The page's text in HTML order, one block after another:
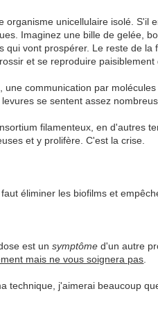
organisme unicellulaire isolé.
Imaginez une bille de gelée,
qui vont prospérer. Le reste de
et se reproduire paisiblement
une communication par
se sentent assez
filamenteux, en d'autres
et y prolifère. C'est la crise.
éliminer les biofilms et
est unsymptôme d'un autre
mais ne vous soignera pas
technique, j'aimerai beaucoup